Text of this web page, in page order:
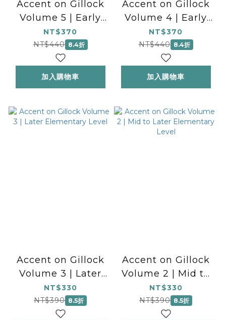
Accent on Gillock
Volume 5 | Early
Intermediate Level
NT$370
NT$440 8.4折
加入購物車
Accent on Gillock
Volume 4 | Early
Intermediate Level
NT$370
NT$440 8.4折
加入購物車
Accent on Gillock
Volume 3 | Later
Elementary Level
NT$330
NT$390 8.5折
Accent on Gillock
Volume 2 | Mid to
Later Elementary
Level
NT$330
NT$390 8.5折